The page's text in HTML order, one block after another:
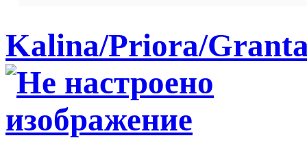
Kalina/Priora/